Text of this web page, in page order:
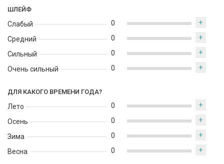
Лучше всего он раскрывается в прохладное время года –
осенью и зимой, а также в свежие весенние дни.
ШЛЕЙФ
Слабый
Средний
Сильный
Очень сильный
0 +
0 +
0 +
0 +
ДЛЯ КАКОГО ВРЕМЕНИ ГОДА?
Лето
Осень
Зима
Весна
0 +
0 +
0 +
0 +